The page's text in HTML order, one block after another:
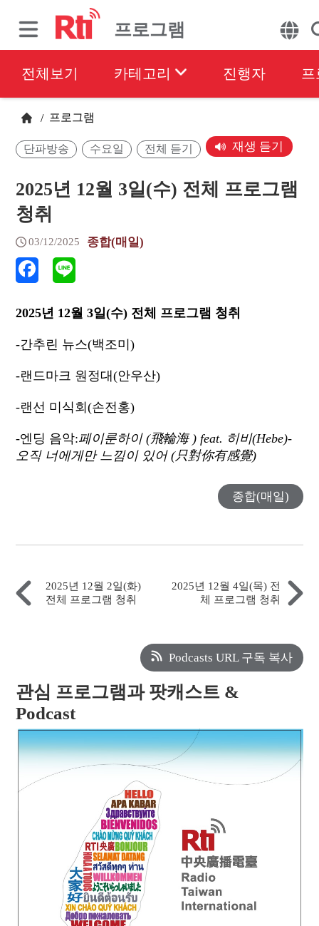
프로그램
전체보기 카테고리 진행자
/ 프로그램
단파방송 수요일 전체 듣기 재생 듣기
2025년 12월 3일(수) 전체 프로그램
청취
03/12/2025 종합(매일)
2025년 12월 3일(수) 전체 프로그램 청취
-간추린 뉴스(백조미)
-랜드마크 원정대(안우산)
-랜선 미식회(손전홍)
-엔딩 음악:페이룬하이 (飛輪海 ) feat. 히비(Hebe)-
오직 너에게만 느낌이 있어 (只對你有感覺)
종합(매일)
2025년 12월 2일(화)
전체 프로그램 청취
2025년 12월 4일(목) 전
체 프로그램 청취
Podcasts URL 구독 복사
관심 프로그램과 팟캐스트 &
Podcast